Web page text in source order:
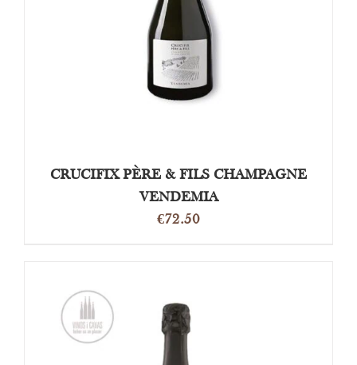
CRUCIFIX PÈRE & FILS CHAMPAGNE
VENDEMIA
€72.50